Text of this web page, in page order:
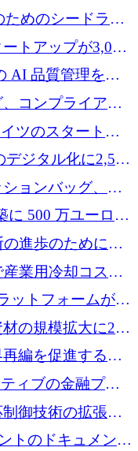
ために350万ユー
めのシードラウ
トアップが3,000
し、涙を流すハ
AI 品質管理を拡
調達
コンプライアン
640 万ポンドを
ツのスタートア
、シリコンバレ
だと語る
ジタル化に2,500
ョンバッグ、繊
金調達
に 500 万ユーロを
の進歩のために
業用冷却コスト
を調達
ットフォームが
し、Whering が
の規模拡大に240
編を促進するた
ィブの金融プラ
に 400 万ユーロ
御技術の拡張に
トのドキュメント